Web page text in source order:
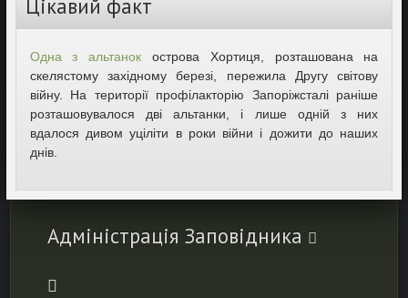
Цікавий факт
Одна з альтанок острова Хортиця, розташована на
скелястому західному березі, пережила Другу світову
війну. На території профілакторію Запоріжсталі раніше
розташовувалося дві альтанки, і лише одній з них
вдалося дивом уціліти в роки війни і дожити до наших
днів.
Адміністрація Заповідника